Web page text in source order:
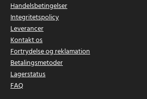
Handelsbetingelser
Integritetspolicy
Leverancer
Kontakt os
Fortrydelse og reklamation
Betalingsmetoder
Lagerstatus
FAQ